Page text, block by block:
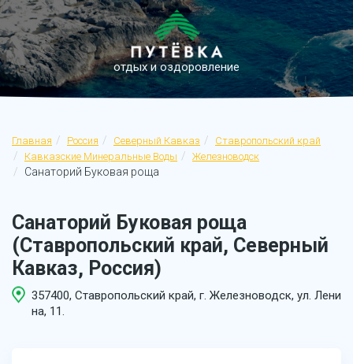
отдых и оздоровление
Главная Россия Северный Кавказ
Ставропольский край
Кавказские Минеральные Воды
Железноводск
Санаторий Буковая роща
Санаторий Буковая роща
(Ставропольский край, Северный
Кавказ, Россия)
357400, Ставропольский край, г. Железноводск, ул. Лени
на, 11.